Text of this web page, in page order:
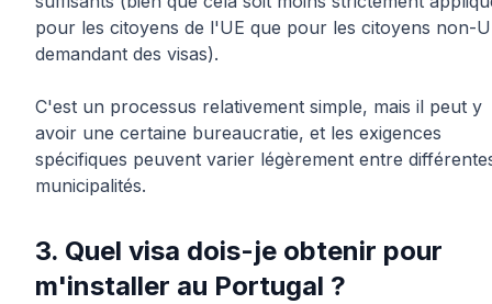
pour les citoyens de l'UE que pour les citoyens non-
demandant des visas).
C'est un processus relativement simple, mais il peut y
avoir une certaine bureaucratie, et les exigences
spécifiques peuvent varier légèrement entre
municipalités.
3. Quel visa dois-je obtenir pour
m'installer au Portugal ?